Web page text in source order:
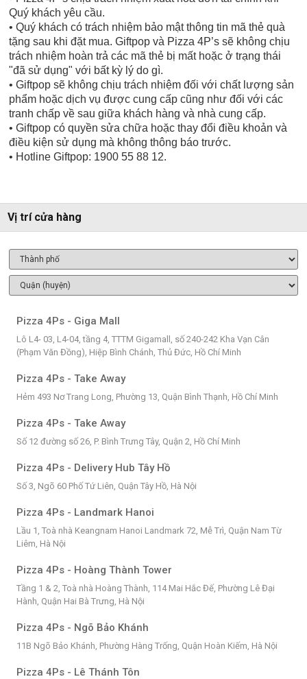
Quý khách yêu cầu.
• Quý khách có trách nhiệm bảo mật thông tin mã thẻ quà
tặng sau khi đặt mua. Giftpop và Pizza 4P’s sẽ không chịu
trách nhiệm hoàn trả các mã thẻ bị mất hoặc ở trạng thái
"đã sử dụng" với bất kỳ lý do gì.
• Giftpop sẽ không chịu trách nhiệm đối với chất lượng sản
phẩm hoặc dịch vụ được cung cấp cũng như đối với các
tranh chấp về sau giữa khách hàng và nhà cung cấp.
• Giftpop có quyền sửa chữa hoặc thay đổi điều khoản và
điều kiện sử dụng mà không thông báo trước.
• Hotline Giftpop: 1900 55 88 12.
Vị trí cửa hàng
Pizza 4Ps - Giga Mall
Lô L4- 03, L4-04, tầng 4, TTTM Gigamall, số 240-242 Kha Vạn Cân
(Phạm Văn Đồng), Hiệp Bình Chánh, Thủ Đức, Hồ Chí Minh
Pizza 4Ps - Take Away
Hẻm 493 Nơ Trang Long, Phường 13, Quận Bình Thạnh, Hồ Chí Minh
Pizza 4Ps - Take Away
Số 12 đường số 26, P. Bình Trưng Tây, Quận 2, Hồ Chí Minh
Pizza 4Ps - Delivery Hub Tây Hồ
Số 3, Ngõ 60 Phố Tứ Liên, Quận Tây Hồ, Hà Nội
Pizza 4Ps - Landmark Hanoi
Lầu 1, Toà nhà Keangnam Hanoi Landmark 72, Mễ Trì, Quận Nam Từ
Liêm, Hà Nội
Pizza 4Ps - Hoàng Thành Tower
Tầng 1 & 2, Toà nhà Hoàng Thành, 114 Mai Hắc Đế, Phường Lê Đại
Hành, Quận Hai Bà Trưng, Hà Nội
Pizza 4Ps - Ngõ Bảo Khánh
11B Ngõ Bảo Khánh, Phường Hàng Trống, Quận Hoàn Kiếm, Hà Nội
Pizza 4Ps - Lê Thánh Tôn